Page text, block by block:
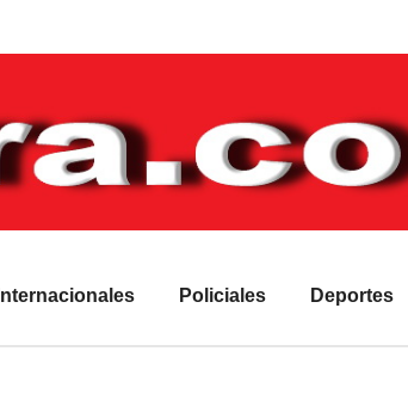
Internacionales Policiales Deportes